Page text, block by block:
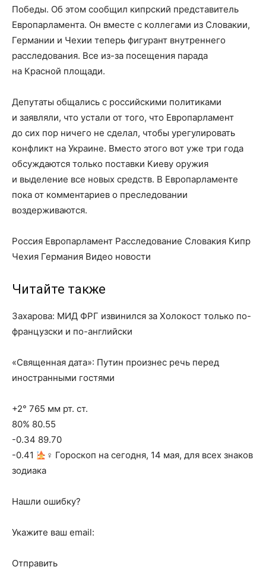
Победы. Об этом сообщил кипрский представитель
Европарламента. Он вместе с коллегами из Словакии,
Германии и Чехии теперь фигурант внутреннего
расследования. Все из-за посещения парада
на Красной площади.
Депутаты общались с российскими политиками
и заявляли, что устали от того, что Европарламент
до сих пор ничего не сделал, чтобы урегулировать
конфликт на Украине. Вместо этого вот уже три года
обсуждаются только поставки Киеву оружия
и выделение все новых средств. В Европарламенте
пока от комментариев о преследовании
воздерживаются.
Россия Европарламент Расследование Словакия Кипр
Чехия Германия Видео новости
Читайте также
Захарова: МИД ФРГ извинился за Холокост только по-
французски и по-английски
«Священная дата»: Путин произнес речь перед
иностранными гостями
+2° 765 мм рт. ст.
80% 80.55
-0.34 89.70
-0.41
‍♀ Гороскоп на сегодня, 14 мая, для всех знаков
зодиака
Нашли ошибку?
Укажите ваш email:
Отправить